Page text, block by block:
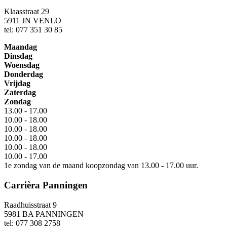
Klaasstraat 29
5911 JN VENLO
tel: 077 351 30 85
Maandag
Dinsdag
Woensdag
Donderdag
Vrijdag
Zaterdag
Zondag
13.00 - 17.00
10.00 - 18.00
10.00 - 18.00
10.00 - 18.00
10.00 - 18.00
10.00 - 17.00
1e zondag van de maand koopzondag van 13.00 - 17.00 uur.
Carrièra Panningen
Raadhuisstraat 9
5981 BA PANNINGEN
tel: 077 308 2758